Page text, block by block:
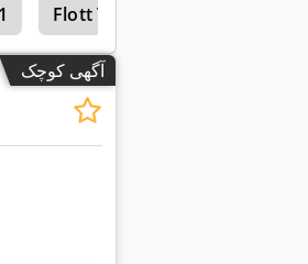
Flott Tb 14
آگهی کوچک